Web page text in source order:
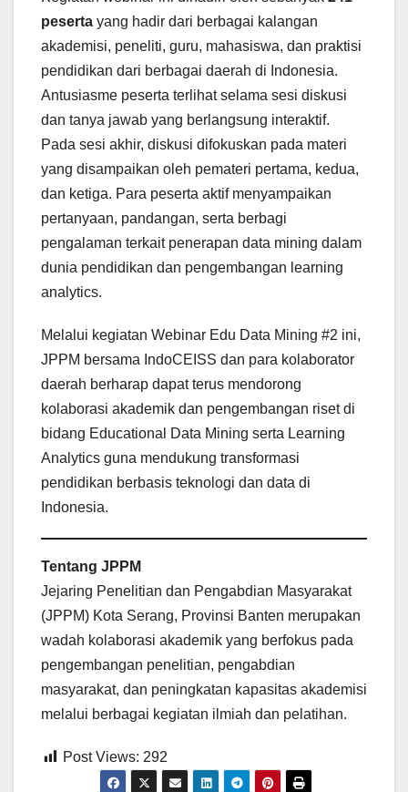
peserta yang hadir dari berbagai kalangan
akademisi, peneliti, guru, mahasiswa, dan praktisi
pendidikan dari berbagai daerah di Indonesia.
Antusiasme peserta terlihat selama sesi diskusi
dan tanya jawab yang berlangsung interaktif.
Pada sesi akhir, diskusi difokuskan pada materi
yang disampaikan oleh pemateri pertama, kedua,
dan ketiga. Para peserta aktif menyampaikan
pertanyaan, pandangan, serta berbagi
pengalaman terkait penerapan data mining dalam
dunia pendidikan dan pengembangan learning
analytics.
Melalui kegiatan Webinar Edu Data Mining #2 ini,
JPPM bersama IndoCEISS dan para kolaborator
daerah berharap dapat terus mendorong
kolaborasi akademik dan pengembangan riset di
bidang Educational Data Mining serta Learning
Analytics guna mendukung transformasi
pendidikan berbasis teknologi dan data di
Indonesia.
Tentang JPPM
Jejaring Penelitian dan Pengabdian Masyarakat
(JPPM) Kota Serang, Provinsi Banten merupakan
wadah kolaborasi akademik yang berfokus pada
pengembangan penelitian, pengabdian
masyarakat, dan peningkatan kapasitas akademisi
melalui berbagai kegiatan ilmiah dan pelatihan.
Post Views: 292